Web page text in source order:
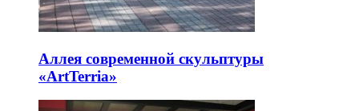
Аллея современной скульптуры
«ArtTerria»